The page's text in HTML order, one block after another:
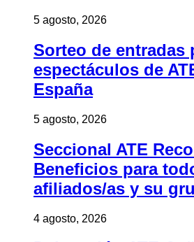
5 agosto, 2026
Sorteo de entradas
espectáculos de
España
5 agosto, 2026
Seccional ATE
Beneficios para
afiliados/as y su
4 agosto, 2026